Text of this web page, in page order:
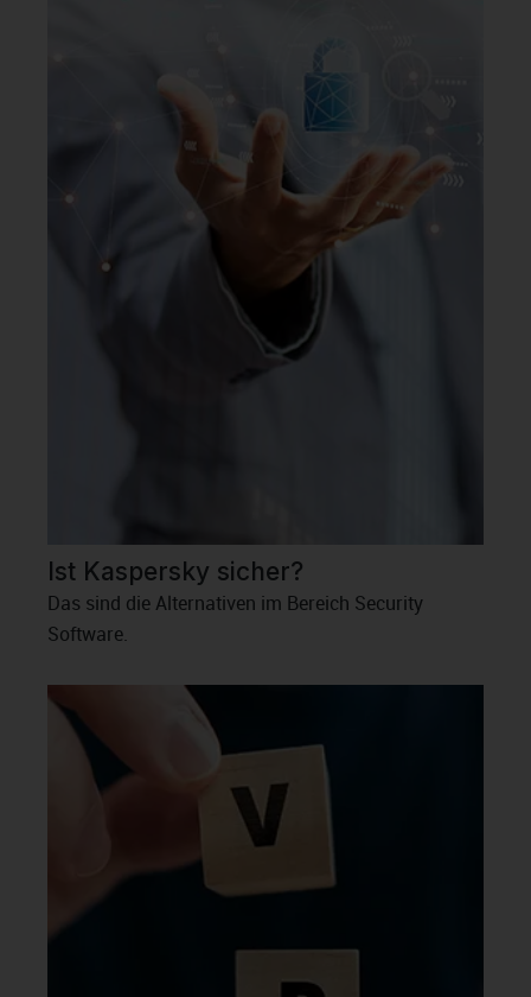
Ist Kaspersky sicher?
Das sind die Alternativen im Bereich Security
Software.